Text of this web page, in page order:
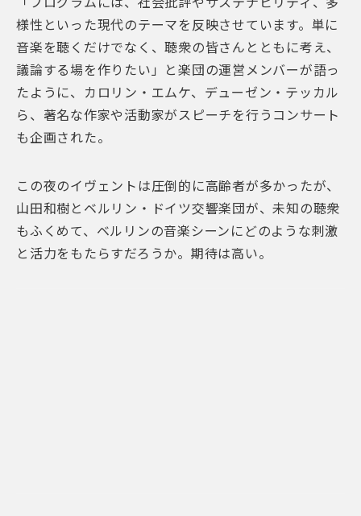
様性といった現代のテーマを反映させています。単に
音楽を聴くだけでなく、聴衆の皆さんとともに考え、
議論する場を作りたい」と楽団の運営メンバーが語っ
たように、カロリン・エムケ、デューゼン・テッカル
ら、著名な作家や活動家がスピーチを行うコンサート
も企画された。
この夜のイヴェントは圧倒的に高齢者が多かったが、
山田和樹とベルリン・ドイツ交響楽団が、未知の聴衆
もふくめて、ベルリンの音楽シーンにどのような刺激
と活力をもたらすだろうか。期待は高い。